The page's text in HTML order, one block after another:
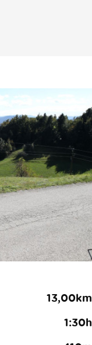
13,00km
1:30h